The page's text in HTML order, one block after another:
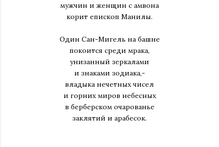
мужчин и женщин с амвона
корит епископ Манилы.
Один Сан-Мигель на башне
покоится среди мрака,
унизанный зеркалами
и знаками зодиака,-
владыка нечетных чисел
и горних миров небесных
в берберском очарованье
заклятий и арабесок.